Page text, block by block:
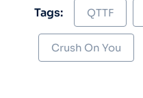
Tags: QTTF
Crush On You